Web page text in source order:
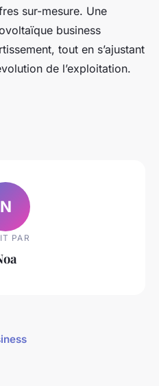
sur-mesure. Une
business
tout en s’ajustant
de l’exploitation.
N
PAR